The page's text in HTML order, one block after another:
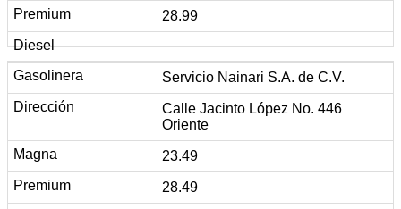
28.99
Servicio Nainari S.A. de C.V.
Calle Jacinto López No. 446
Oriente
23.49
28.49